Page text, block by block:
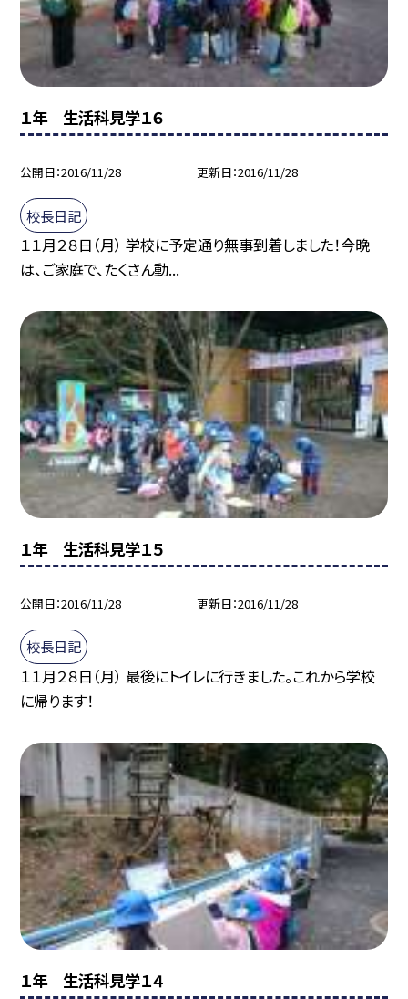
１年 生活科見学１６
公開日 2016/11/28 更新日 2016/11/28
校長日記
１１月２８日（月） 学校に予定通り無事到着しました！今晩
は、ご家庭で、たくさん動...
１年 生活科見学１５
公開日 2016/11/28 更新日 2016/11/28
校長日記
１１月２８日（月） 最後にトイレに行きました。これから学校
に帰ります！
１年 生活科見学１４